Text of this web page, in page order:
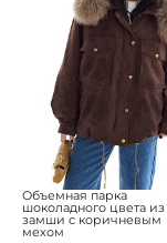
Объемная парка
шоколадного цвета из
замши с коричневым
мехом